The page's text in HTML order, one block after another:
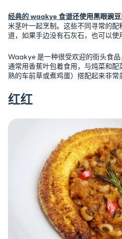
经典的 waakye 食谱还使用黑眼豌
米茎叶一起烹制。这些不同寻常的
道，如果手边没有石灰石，也可以使
Waakye 是一种很受欢迎的街头食
通常用香蕉叶包着食用，与炖菜和
熟的车前草或煮鸡蛋）搭配起来非常
红红